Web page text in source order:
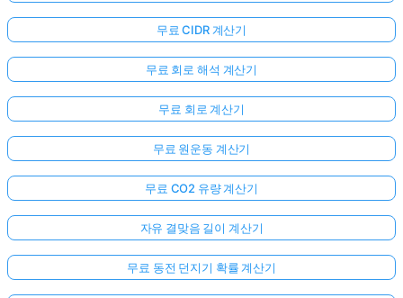
무료 CIDR 계산기
무료 회로 해석 계산기
무료 회로 계산기
무료 원운동 계산기
무료 CO2 유량 계산기
자유 결맞음 길이 계산기
무료 동전 던지기 확률 계산기